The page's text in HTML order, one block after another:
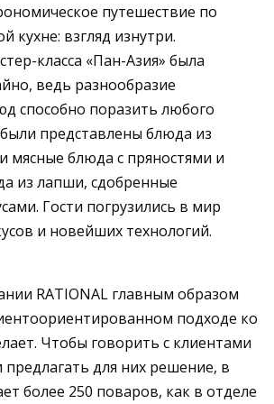
путешествие по
кухне: взгляд изнутри.
класса «Пан-Азия» была
ведь разнообразие
способно поразить любого
представлены блюда из
мясные блюда с пряностями и
из лапши, сдобренные
Гости погрузились в мир
и новейших технологий.
RATIONAL главным образом
подходе ко
Чтобы говорить с клиентами
для них решение, в
более 250 поваров, как в отделе